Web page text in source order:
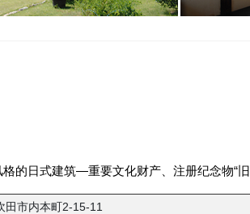
的日式建筑―重要文化财产、注册纪念物“旧
田市内本町2-15-11